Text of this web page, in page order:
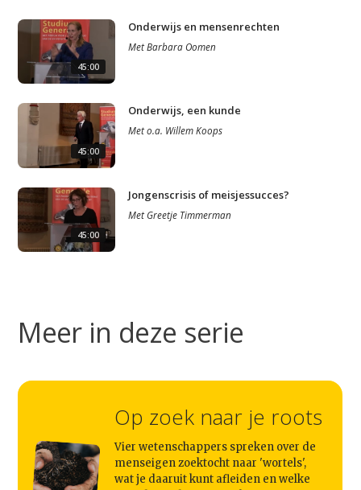
45:00
Onderwijs en mensenrechten
MetBarbara Oomen
45:00
Onderwijs, een kunde
Meto.a. Willem Koops
45:00
Jongenscrisis of meisjessucces?
MetGreetje Timmerman
Meer in deze serie
Op zoek naar je roots
Vier wetenschappers spreken over de
menseigen zoektocht naar 'wortels',
wat je daaruit kunt afleiden en welke